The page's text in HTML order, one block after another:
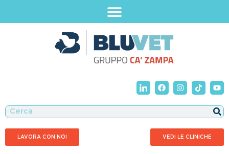
LAVORA CON NOI VEDI LE CLINICHE